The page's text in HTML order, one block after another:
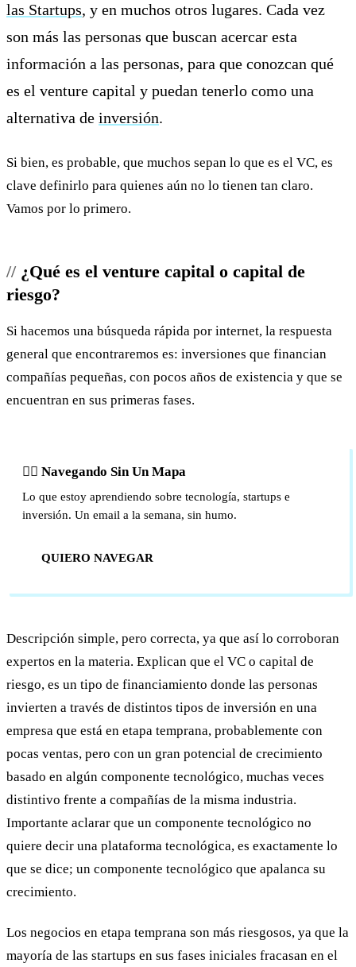
las Startups, y en muchos otros lugares. Cada vez
son más las personas que buscan acercar esta
información a las personas, para que conozcan qué
es el venture capital y puedan tenerlo como una
alternativa de inversión.
Si bien, es probable, que muchos sepan lo que es el VC, es
clave definirlo para quienes aún no lo tienen tan claro.
Vamos por lo primero.
¿Qué es el venture capital o capital de
riesgo?
Si hacemos una búsqueda rápida por internet, la respuesta
general que encontraremos es: inversiones que financian
compañías pequeñas, con pocos años de existencia y que se
encuentran en sus primeras fases.
🏴‍☠️ Navegando Sin Un Mapa
Lo que estoy aprendiendo sobre tecnología, startups e
inversión. Un email a la semana, sin humo.
QUIERO NAVEGAR
Descripción simple, pero correcta, ya que así lo corroboran
expertos en la materia. Explican que el VC o capital de
riesgo, es un tipo de financiamiento donde las personas
invierten a través de distintos tipos de inversión en una
empresa que está en etapa temprana, probablemente con
pocas ventas, pero con un gran potencial de crecimiento
basado en algún componente tecnológico, muchas veces
distintivo frente a compañías de la misma industria.
Importante aclarar que un componente tecnológico no
quiere decir una plataforma tecnológica, es exactamente lo
que se dice; un componente tecnológico que apalanca su
crecimiento.
Los negocios en etapa temprana son más riesgosos, ya que la
mayoría de las startups en sus fases iniciales fracasan en el